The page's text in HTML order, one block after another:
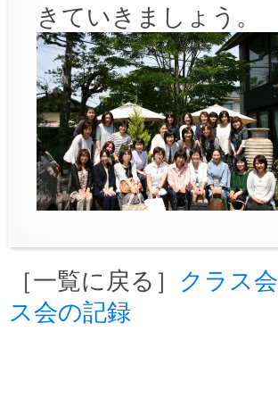
きていきましょう。
［一覧に戻る］ クラス会
ス会の記録